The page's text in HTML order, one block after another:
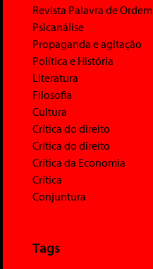
Revista Palavra de Ordem
Psicanálise
Propaganda e agitação
Política e História
Literatura
Filosofia
Cultura
Crítica do direito
Crítica do direito
Crítica da Economia
Crítica
Conjuntura
Tags